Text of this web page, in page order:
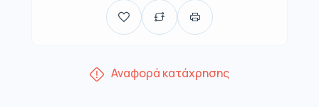
Αναφορά κατάχρησης